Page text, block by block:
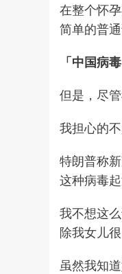
在整个怀
简单的普
「中国病毒
但是，尽
我担心的
特朗普称
这种病毒起
我不想这
除我女儿很
虽然我知